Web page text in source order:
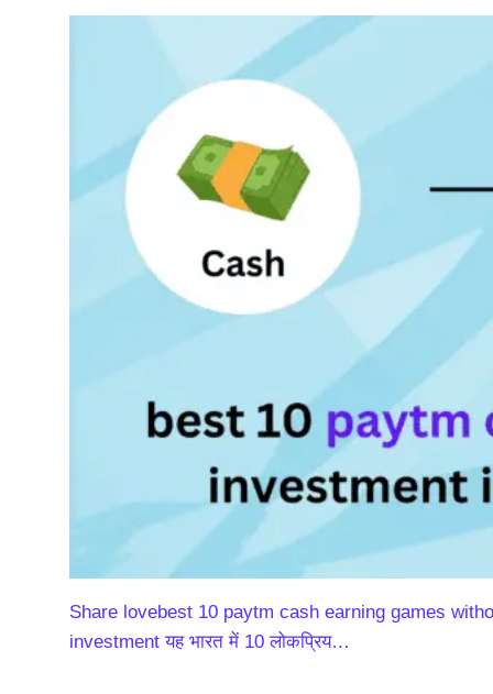
Share lovebest 10 paytm cash earning games
investment यह भारत में 10 लोकप्रिय…